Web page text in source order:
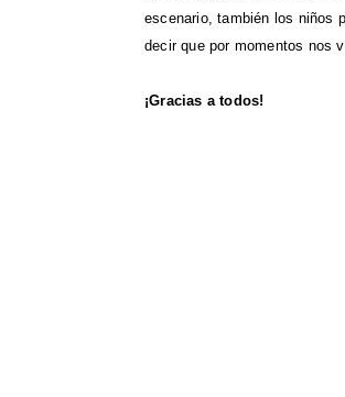
escenario, también los niños
decir que por momentos nos
¡Gracias a todos!